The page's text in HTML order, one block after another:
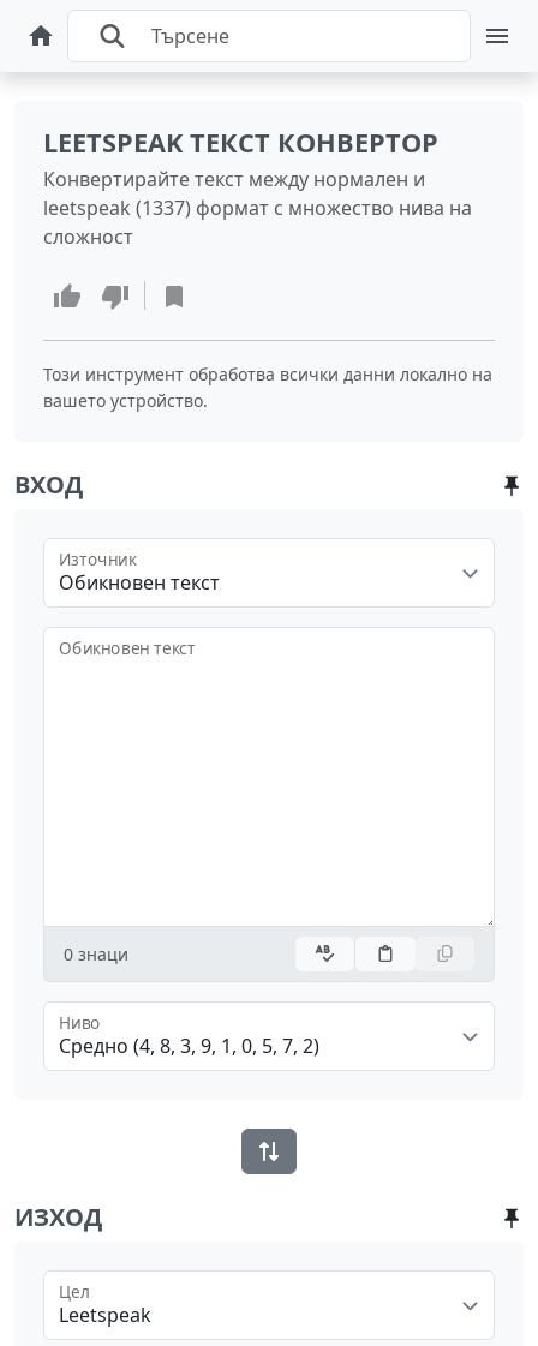
LEETSPEAK ТЕКСТ КОНВЕРТОР
Конвертирайте текст между нормален и
leetspeak (1337) формат с множество нива на
сложност
Този инструмент обработва всички данни локално на
вашето устройство.
ВХОД
Обикновен текст
Източник
Обикновен текст
0 знаци
Средно (4, 8, 3, 9, 1, 0, 5, 7, 2)
Ниво
ИЗХОД
Leetspeak
Цел